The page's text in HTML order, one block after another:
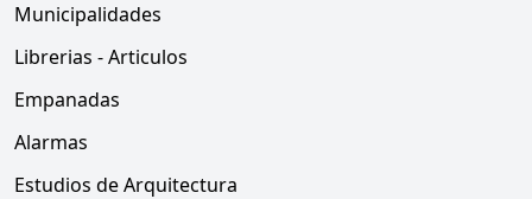
Municipalidades
Librerias - Articulos
Empanadas
Alarmas
Estudios de Arquitectura